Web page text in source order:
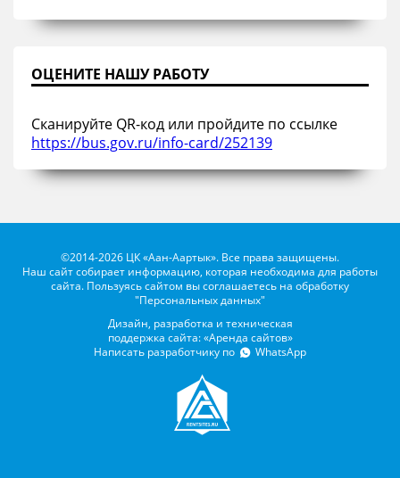
ОЦЕНИТЕ НАШУ РАБОТУ
Сканируйте QR-код или пройдите по ссылке
https://bus.gov.ru/info-card/252139
©2014-2026 ЦК «Аан-Аартык». Все права защищены.
Наш сайт собирает информацию, которая необходима для работы
сайта. Пользуясь сайтом вы соглашаетесь на обработку
"Персональных данных"
Дизайн, разработка и техническая
поддержка сайта: «Аренда сайтов»
Написать разработчику по
WhatsApp